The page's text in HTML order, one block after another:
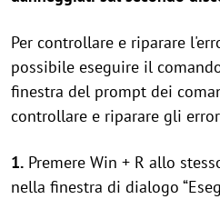
Per controllare e riparare
possibile eseguire il
finestra del prompt dei
controllare e riparare gli
1. Premere Win + R allo
nella finestra di dialogo